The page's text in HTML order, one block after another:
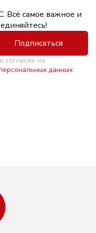
Всё самое важное и
Подписаться
согласие на
данных